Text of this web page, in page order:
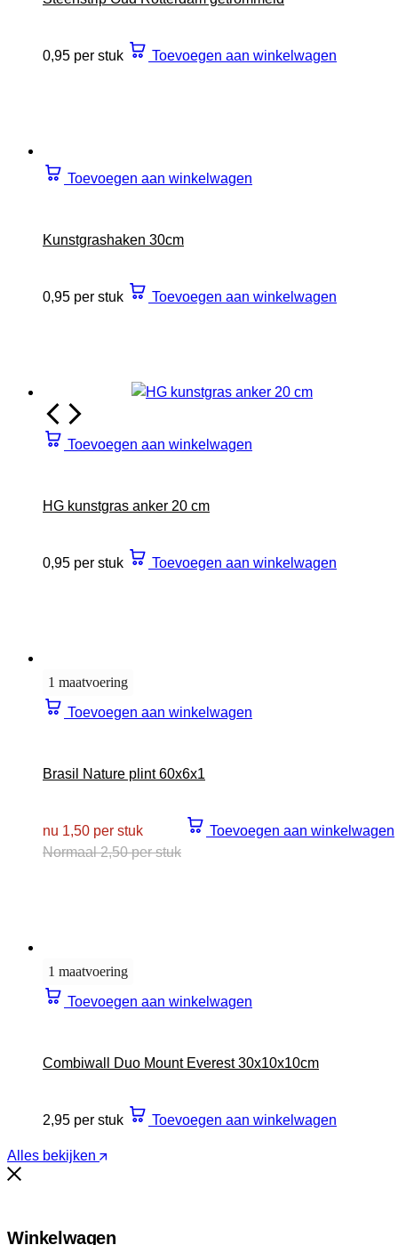
0,95 per stuk Toevoegen aan winkelwagen
Toevoegen aan winkelwagen
Kunstgrashaken 30cm
0,95 per stuk Toevoegen aan winkelwagen
Toevoegen aan winkelwagen
HG kunstgras anker 20 cm
0,95 per stuk Toevoegen aan winkelwagen
1 maatvoering
Toevoegen aan winkelwagen
Brasil Nature plint 60x6x1
nu 1,50 per stuk
Normaal 2,50 per stuk
Toevoegen aan winkelwagen
1 maatvoering
Toevoegen aan winkelwagen
Combiwall Duo Mount Everest 30x10x10cm
2,95 per stuk Toevoegen aan winkelwagen
Alles bekijken
Winkelwagen